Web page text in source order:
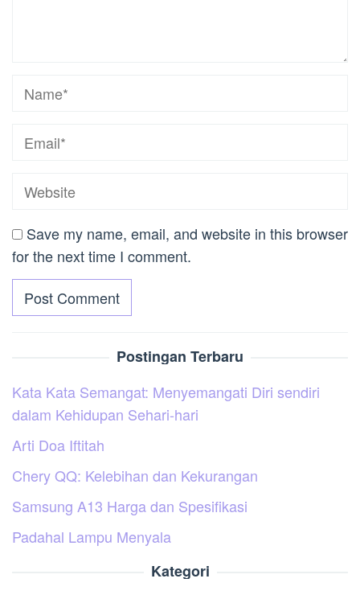
Save my name, email, and website in this browser
for the next time I comment.
Postingan Terbaru
Kata Kata Semangat: Menyemangati Diri sendiri
dalam Kehidupan Sehari-hari
Arti Doa Iftitah
Chery QQ: Kelebihan dan Kekurangan
Samsung A13 Harga dan Spesifikasi
Padahal Lampu Menyala
Kategori